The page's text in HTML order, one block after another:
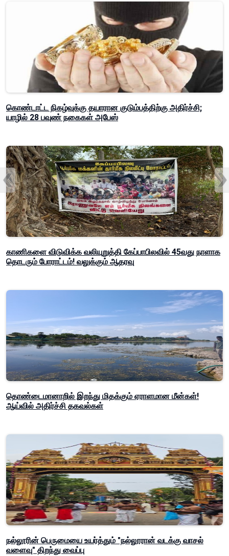
கொண்டாட்ட நிகழ்வுக்கு தயாரான குடும்பத்திற்கு அதிர்ச்சி;
யாழில் 28 பவுண் நகைகள் அபேஸ்
காணிகளை விடுவிக்க வலியுறுத்தி கேப்பாபிலவில் 45வது நாளாக
தொடரும் போராட்டம்! வலுக்கும் ஆதரவு
தொண்டைமானாறில் இறந்து மிதக்கும் ஏராளமான மீன்கள்!
ஆய்வில் அதிர்ச்சி தகவல்கள்
நல்லூரின் பெருமையை உயர்த்தும் "நல்லூரான் வடக்கு வாசல்
வளைவு" திறந்து வைப்பு